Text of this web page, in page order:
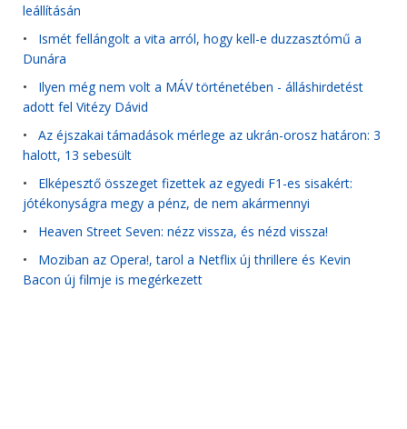
leállításán
• Ismét fellángolt a vita arról, hogy kell-e duzzasztómű a
Dunára
• Ilyen még nem volt a MÁV történetében - álláshirdetést
adott fel Vitézy Dávid
• Az éjszakai támadások mérlege az ukrán-orosz határon: 3
halott, 13 sebesült
• Elképesztő összeget fizettek az egyedi F1-es sisakért:
jótékonyságra megy a pénz, de nem akármennyi
• Heaven Street Seven: nézz vissza, és nézd vissza!
• Moziban az Opera!, tarol a Netflix új thrillere és Kevin
Bacon új filmje is megérkezett